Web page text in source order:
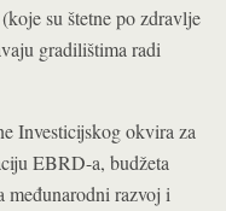
su štetne po zdravlje
gradilištima radi
Investicijskog okvira za
EBRD-a, budžeta
međunarodni razvoj i